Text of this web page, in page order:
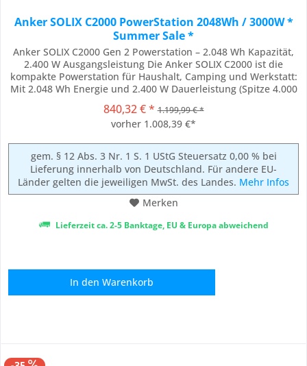
Anker SOLIX C2000 PowerStation 2048Wh / 3000W *
Summer Sale *
Anker SOLIX C2000 Gen 2 Powerstation – 2.048 Wh Kapazität,
2.400 W Ausgangsleistung Die Anker SOLIX C2000 ist die
kompakte Powerstation für Haushalt, Camping und Werkstatt:
Mit 2.048 Wh Energie und 2.400 W Dauerleistung (Spitze 4.000
zuverlässig – als mobile Energiequelle oder USV mit 10 ms
Umschaltzeit. Dank...
840,32 € * 1.199,99 € *
vorher 1.008,39 €*
gem. § 12 Abs. 3 Nr. 1 S. 1 UStG Steuersatz 0,00 % bei
Lieferung innerhalb von Deutschland. Für andere EU-
Länder gelten die jeweiligen MwSt. des Landes. Mehr Infos
Merken
Lieferzeit ca. 2-5 Banktage, EU & Europa abweichend
In den Warenkorb